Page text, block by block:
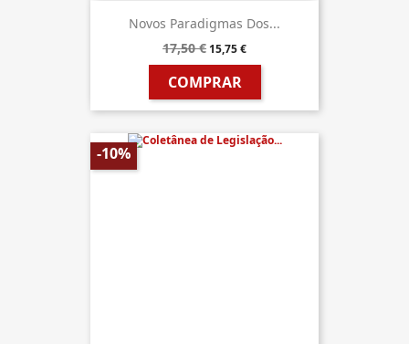
Novos Paradigmas Dos...
17,50 € 15,75 €
COMPRAR
-10%